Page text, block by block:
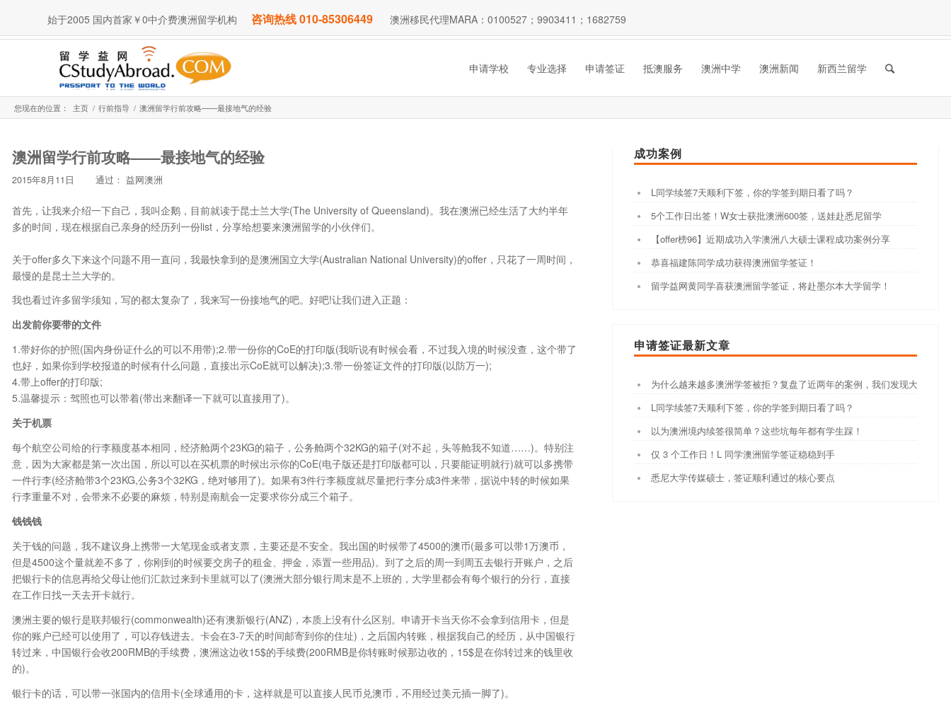
始于2005 国内首家￥0中介费澳洲留学机构 咨询热线 010-85306449 澳洲移民代理MARA：0100527；9903411；1682759
申请学校 专业选择 申请签证 抵澳服务 澳洲中学 澳洲新闻 新西兰留学
您现在的位置： 主页 / 行前指导 / 澳洲留学行前攻略——最接地气的经验
澳洲留学行前攻略——最接地气的经验
2015年8月11日 通过： 益网澳洲
首先，让我来介绍一下自己，我叫企鹅，目前就读于昆士兰大学(The University of Queensland)。我在澳洲已经生活了大约半年
多的时间，现在根据自己亲身的经历列一份list，分享给想要来澳洲留学的小伙伴们。
关于offer多久下来这个问题不用一直问，我最快拿到的是澳洲国立大学(Australian National University)的offer，只花了一周时间，
最慢的是昆士兰大学的。
我也看过许多留学须知，写的都太复杂了，我来写一份接地气的吧。好吧!让我们进入正题：
出发前你要带的文件
1.带好你的护照(国内身份证什么的可以不用带);2.带一份你的CoE的打印版(我听说有时候会看，不过我入境的时候没查，这个带了
也好，如果你到学校报道的时候有什么问题，直接出示CoE就可以解决);3.带一份签证文件的打印版(以防万一);
4.带上offer的打印版;
5.温馨提示：驾照也可以带着(带出来翻译一下就可以直接用了)。
关于机票
每个航空公司给的行李额度基本相同，经济舱两个23KG的箱子，公务舱两个32KG的箱子(对不起，头等舱我不知道……)。特别注
意，因为大家都是第一次出国，所以可以在买机票的时候出示你的CoE(电子版还是打印版都可以，只要能证明就行)就可以多携带
一件行李(经济舱带3个23KG,公务3个32KG，绝对够用了)。如果有3件行李额度就尽量把行李分成3件来带，据说中转的时候如果
行李重量不对，会带来不必要的麻烦，特别是南航会一定要求你分成三个箱子。
钱钱钱
关于钱的问题，我不建议身上携带一大笔现金或者支票，主要还是不安全。我出国的时候带了4500的澳币(最多可以带1万澳币，
但是4500这个量就差不多了，你刚到的时候要交房子的租金、押金，添置一些用品)。到了之后的周一到周五去银行开账户，之后
把银行卡的信息再给父母让他们汇款过来到卡里就可以了(澳洲大部分银行周末是不上班的，大学里都会有每个银行的分行，直接
在工作日找一天去开卡就行。
澳洲主要的银行是联邦银行(commonwealth)还有澳新银行(ANZ)，本质上没有什么区别。申请开卡当天你不会拿到信用卡，但是
你的账户已经可以使用了，可以存钱进去。卡会在3-7天的时间邮寄到你的住址)，之后国内转账，根据我自己的经历，从中国银行
转过来，中国银行会收200RMB的手续费，澳洲这边收15$的手续费(200RMB是你转账时候那边收的，15$是在你转过来的钱里收
的)。
银行卡的话，可以带一张国内的信用卡(全球通用的卡，这样就是可以直接人民币兑澳币，不用经过美元插一脚了)。
成功案例
L同学续签7天顺利下签，你的学签到期日看了吗？
5个工作日出签！W女士获批澳洲600签，送娃赴悉尼留学
【offer榜96】近期成功入学澳洲八大硕士课程成功案例分享
恭喜福建陈同学成功获得澳洲留学签证！
留学益网黄同学喜获澳洲留学签证，将赴墨尔本大学留学！
申请签证最新文章
为什么越来越多澳洲学签被拒？复盘了近两年的案例，我们发现大家都踩
L同学续签7天顺利下签，你的学签到期日看了吗？
以为澳洲境内续签很简单？这些坑每年都有学生踩！
仅 3 个工作日！L 同学澳洲留学签证稳稳到手
悉尼大学传媒硕士，签证顺利通过的核心要点